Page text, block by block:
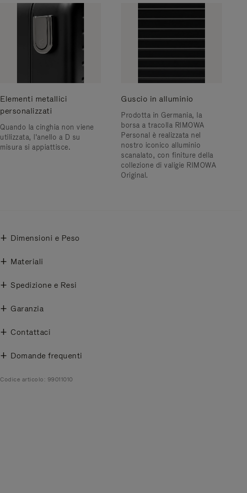
Elementi metallici
personalizzati
Quando la cinghia non viene
utilizzata, l'anello a D su
misura si appiattisce.
Guscio in alluminio
Prodotta in Germania, la
borsa a tracolla RIMOWA
Personal è realizzata nel
nostro iconico alluminio
scanalato, con finiture della
collezione di valigie RIMOWA
Original.
Dimensioni e Peso
Materiali
Spedizione e Resi
Garanzia
Contattaci
Domande frequenti
Codice articolo: 99011010